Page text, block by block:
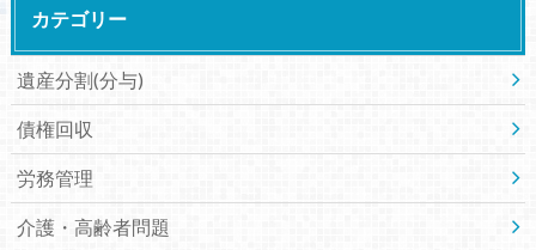
カテゴリー
遺産分割(分与)
債権回収
労務管理
介護・高齢者問題